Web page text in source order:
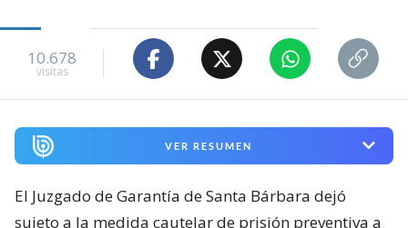
10.678
visitas
VER RESUMEN
El Juzgado de Garantía de Santa Bárbara dejó
sujeto a la medida cautelar de prisión preventiva a